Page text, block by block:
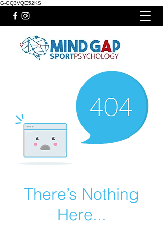
G-GQ3VQE52KS
There’s Nothing
Here...